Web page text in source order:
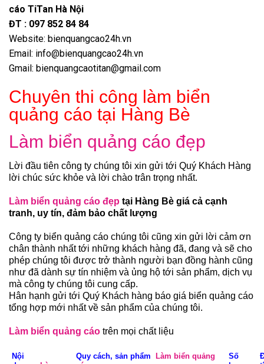
cáo TiTan Hà Nội
ĐT : 097 852 84 84
Website: bienquangcao24h.vn
Email: info@bienquangcao24h.vn
Gmail: bienquangcaotitan@gmail.com
Chuyên thi công làm biển
quảng cáo tại Hàng Bè
Làm biển quảng cáo đẹp
Lời đầu tiên công ty chúng tôi xin gửi tới Quý Khách Hàng
lời chúc sức khỏe và lời chào trân trọng nhất.
Làm biển quảng cáo đẹp tại Hàng Bè giá cả cạnh
tranh, uy tín, đảm bảo chất lượng
Công ty biển quảng cáo chúng tôi cũng xin gửi lời cảm ơn
chân thành nhất tới những khách hàng đã, đang và sẽ cho
phép chúng tôi được trở thành người bạn đồng hành cũng
như đã dành sự tín nhiệm và ủng hộ tới sản phẩm, dịch vụ
mà công ty chúng tôi cung cấp.
Hân hạnh gửi tới Quý Khách hàng báo giá biển quảng cáo
tổng hợp mới nhất về sản phẩm của chúng tôi.
Làm biển quảng cáo trên mọi chất liệu
Nội
Quy cách, sản phẩm Làm biển quảng
Số